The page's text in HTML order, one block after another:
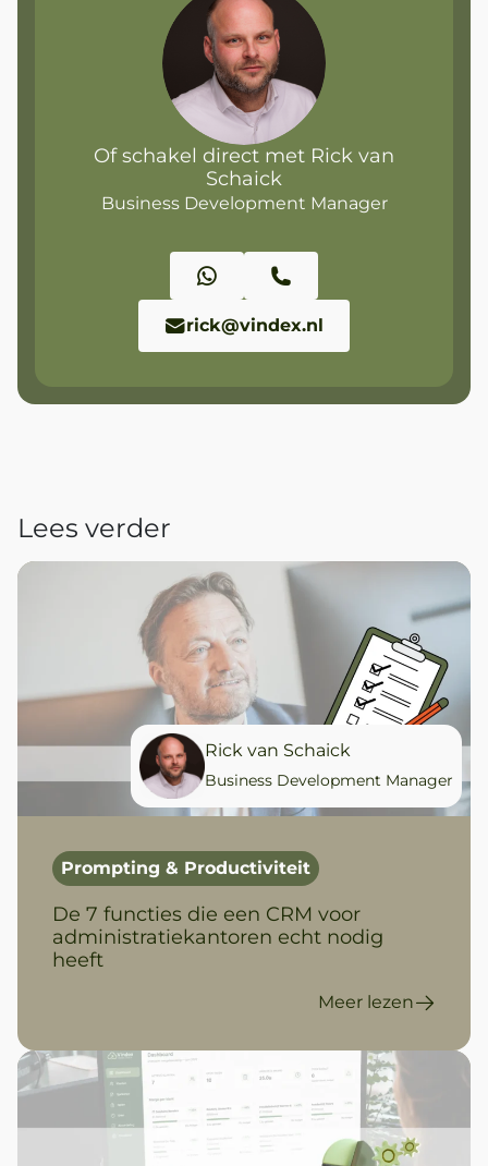
Of schakel direct met Rick van
Schaick
Business Development Manager
rick@vindex.nl
Lees verder
Rick van Schaick
Business Development Manager
Prompting & Productiviteit
De 7 functies die een CRM voor
administratiekantoren echt nodig
heeft
Meer lezen